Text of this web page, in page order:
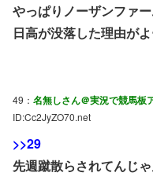
やっぱりノーザンファ
日高が没落した理由が
49： 名無しさん＠実況で競馬板
ID:Cc2JyZO70.net
>>29
先週蹴散らされてんじ